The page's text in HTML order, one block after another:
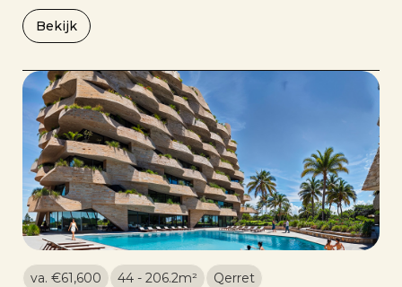
Bekijk
va. €61,600 44 - 206.2m² Qerret